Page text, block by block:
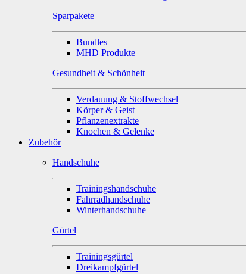
Sparpakete
Bundles
MHD Produkte
Gesundheit & Schönheit
Verdauung & Stoffwechsel
Körper & Geist
Pflanzenextrakte
Knochen & Gelenke
Zubehör
Handschuhe
Trainingshandschuhe
Fahrradhandschuhe
Winterhandschuhe
Gürtel
Trainingsgürtel
Dreikampfgürtel